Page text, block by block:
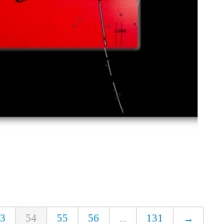
54 55 56 ... 131 →